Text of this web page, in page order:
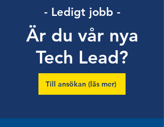
- Ledigt jobb -
Är du vår nya
Tech Lead?
Till ansökan (läs mer)